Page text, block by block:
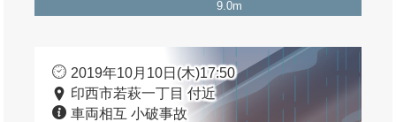
9.0m
2019年10月10日(木)17:50
印西市若萩一丁目 付近
車両相互 小破事故